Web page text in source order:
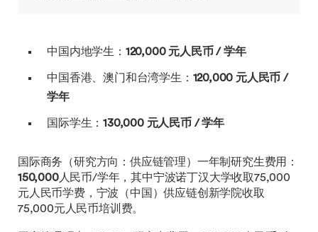
中国内地学生： 120,000 元人民币 / 学年
中国香港、澳门和台湾学生： 120,000 元人民币 /
学年
国际学生：130,000 元人民币 / 学年
国际商务（研究方向：供应链管理）一年制研究生费用：
150,000人民币/学年，其中宁波诺丁汉大学收取75,000
元人民币学费，宁波（中国）供应链创新学院收取
75,000元人民币培训费。